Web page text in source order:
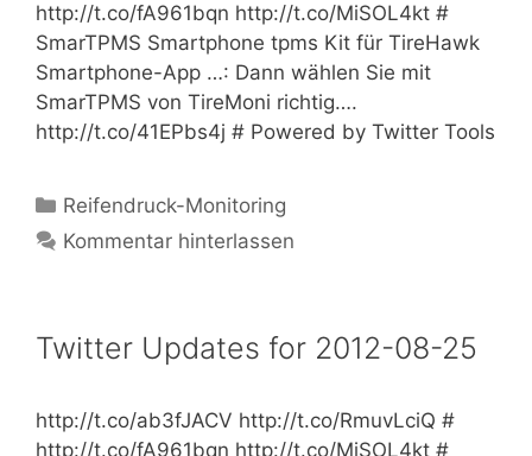
http://t.co/fA961bqn http://t.co/MiSOL4kt #
SmarTPMS Smartphone tpms Kit für TireHawk
Smartphone-App …: Dann wählen Sie mit
SmarTPMS von TireMoni richtig….
http://t.co/41EPbs4j # Powered by Twitter Tools
Kategorien
Reifendruck-Monitoring
Kommentar hinterlassen
Twitter Updates for 2012-08-25
http://t.co/ab3fJACV http://t.co/RmuvLciQ #
http://t.co/fA961bqn http://t.co/MiSOL4kt #